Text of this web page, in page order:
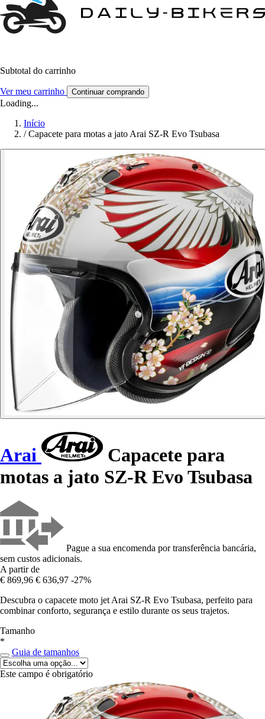
Subtotal do carrinho
Ver meu carrinho Continuar comprando
Loading...
Início
/ Capacete para motas a jato Arai SZ-R Evo Tsubasa
Arai
Capacete para
motas a jato SZ-R Evo Tsubasa
Pague a sua encomenda por transferência bancária,
sem custos adicionais.
A partir de
€ 869,96 € 636,97 -27%
Descubra o capacete moto jet Arai SZ-R Evo Tsubasa, perfeito para
combinar conforto, segurança e estilo durante os seus trajetos.
Tamanho
*
Guia de tamanhos
Este campo é obrigatório